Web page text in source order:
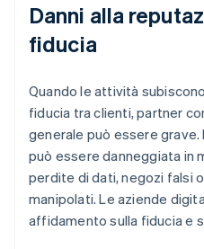
Danni alla
fiducia
Quando le attività
fiducia tra clienti, partner
generale può essere
può essere danneggiata in
perdite di dati, negozi falsi
manipolati. Le aziende
affidamento sulla fiducia e